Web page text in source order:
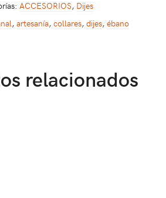
ACCESORIOS, Dijes
, artesanía, collares, dijes, ébano
relacionados